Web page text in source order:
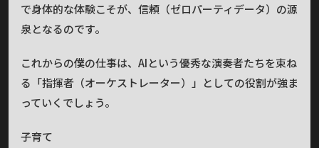
で身体的な体験こそが、信頼（ゼロパーティデータ）の源
泉となるのです。
これからの僕の仕事は、AIという優秀な演奏者たちを束ね
る「指揮者（オーケストレーター）」としての役割が強ま
っていくでしょう。
子育て